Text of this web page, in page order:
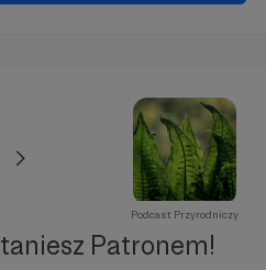
Podcast Przyrodniczy
Patronem!